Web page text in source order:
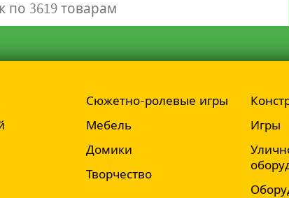
Сюжетно-ролевые игры
Мебель
Домики
Творчество
Игры